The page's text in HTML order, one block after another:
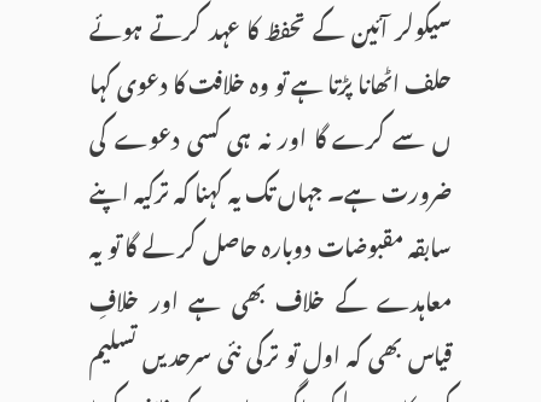
سیکولر آئین کے تحفظ کا عہد کرتے ہوئے
حلف اٹھانا پڑتا ہے تو وہ خلافت کا دعوی کہا
ں سے کرے گا اور نہ ہی کسی دعوے کی
ضرورت ہے۔ جہاں تک یہ کہنا کہ ترکیہ اپنے
سابقہ مقبوضات دوبارہ حاصل کر لے گا تو یہ
معاہدے کے خلاف بھی ہے اور خلافِ
قیاس بھی کہ اول تو ترکی نئی سرحدیں تسلیم